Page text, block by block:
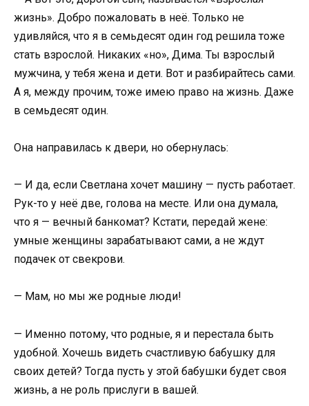
жизнь». Добро пожаловать в неё. Только не
удивляйся, что я в семьдесят один год решила тоже
стать взрослой. Никаких «но», Дима. Ты взрослый
мужчина, у тебя жена и дети. Вот и разбирайтесь сами.
А я, между прочим, тоже имею право на жизнь. Даже
в семьдесят один.
Она направилась к двери, но обернулась:
— И да, если Светлана хочет машину — пусть работает.
Рук-то у неё две, голова на месте. Или она думала,
что я — вечный банкомат? Кстати, передай жене:
умные женщины зарабатывают сами, а не ждут
подачек от свекрови.
— Мам, но мы же родные люди!
— Именно потому, что родные, я и перестала быть
удобной. Хочешь видеть счастливую бабушку для
своих детей? Тогда пусть у этой бабушки будет своя
жизнь, а не роль прислуги в вашей.